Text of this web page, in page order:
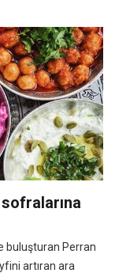
buluşturan Perran
artıran ara